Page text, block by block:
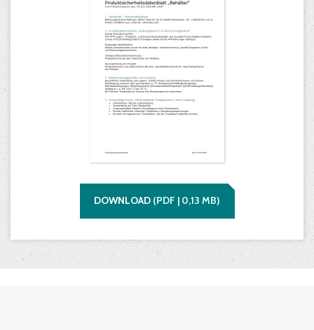
DOWNLOAD (PDF | 0,13 MB)